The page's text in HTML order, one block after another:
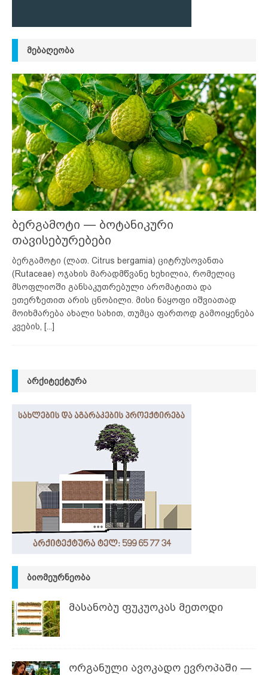
ᲛᲔᲑᲐᲦᲔᲝᲑᲐ
ბერგამოტი — ბოტანიკური
თავისებურებები
ბერგამოტი (ლათ. Citrus bergamia) ციტრუსოვანთა
(Rutaceae) ოჯახის მარადმწვანე ხეხილია, რომელიც
მსოფლიოში განსაკუთრებული არომატითა და
ეთერზეთით არის ცნობილი. მისი ნაყოფი იშვიათად
მოიხმარება ახალი სახით, თუმცა ფართოდ გამოიყენება
კვების, [...]
ᲐᲠᲥᲘᲢᲔᲥᲢᲣᲠᲐ
ᲑᲘᲝᲛᲔᲣᲠᲜᲔᲝᲑᲐ
მასანობუ ფუკუოკას მეთოდი
ორგანული ავოკადო ევროპაში —